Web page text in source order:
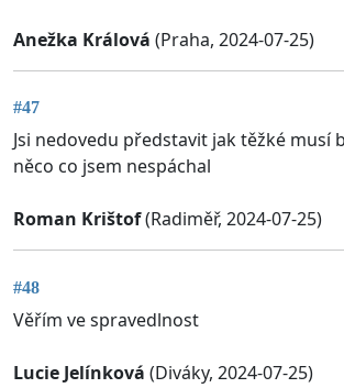
Anežka Králová (Praha, 2024-07-25)
#47
Jsi nedovedu představit jak těžké musí
něco co jsem nespáchal
Roman Krištof(Radiměř, 2024-07-25)
#48
Věřím ve spravedlnost
Lucie Jelínková (Diváky, 2024-07-25)